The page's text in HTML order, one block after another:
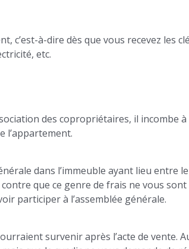
à-dire dès que vous recevez les
etc.
des copropriétaires, il incombe
l’appartement.
dans l’immeuble ayant lieu entre
que ce genre de frais ne vous sont
participer à l’assemblée générale.
survenir après l’acte de vente.